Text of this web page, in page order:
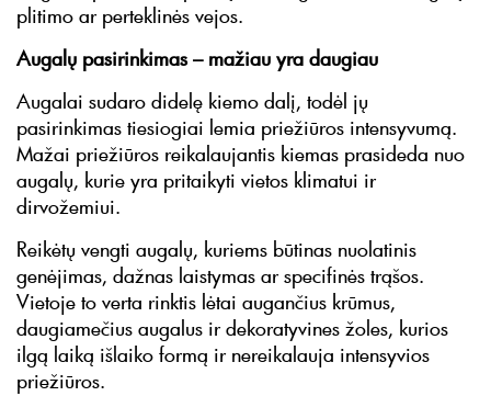
plitimo ar perteklinės vejos.
Augalų pasirinkimas – mažiau yra daugiau
Augalai sudaro didelę kiemo dalį, todėl jų
pasirinkimas tiesiogiai lemia priežiūros intensyvumą.
Mažai priežiūros reikalaujantis kiemas prasideda nuo
augalų, kurie yra pritaikyti vietos klimatui ir
dirvožemiui.
Reikėtų vengti augalų, kuriems būtinas nuolatinis
genėjimas, dažnas laistymas ar specifinės trąšos.
Vietoje to verta rinktis lėtai augančius krūmus,
daugiamečius augalus ir dekoratyvines žoles, kurios
ilgą laiką išlaiko formą ir nereikalauja intensyvios
priežiūros.